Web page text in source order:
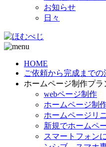
お知らせ
日々
HOME
ご依頼から完成までの
ホームページ制作プラ
webページ制作
ホームページ制
ホームページリ
新規でホームペ
スマートフォン